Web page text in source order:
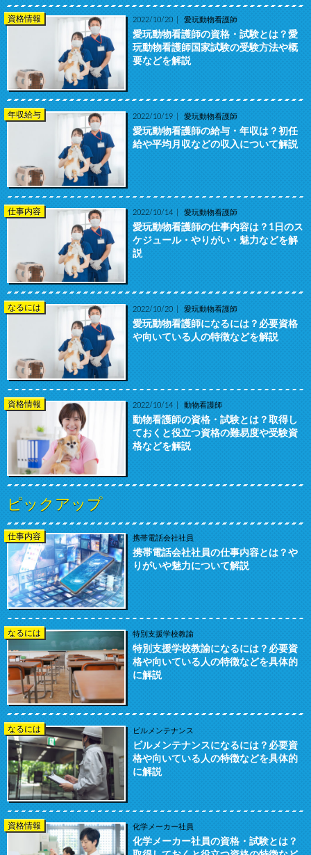
資格情報 2022/10/20 愛玩動物看護師
愛玩動物看護師の資格・試験とは？愛
玩動物看護師国家試験の受験方法や概
要などを解説
年収給与 2022/10/19 愛玩動物看護師
愛玩動物看護師の給与・年収は？初任
給や平均月収などの収入について解説
仕事内容 2022/10/14 愛玩動物看護師
愛玩動物看護師の仕事内容は？1日のス
ケジュール・やりがい・魅力などを解
説
なるには 2022/10/20 愛玩動物看護師
愛玩動物看護師になるには？必要資格
や向いている人の特徴などを解説
資格情報 2022/10/14 動物看護師
動物看護師の資格・試験とは？取得し
ておくと役立つ資格の難易度や受験資
格などを解説
ピックアップ
仕事内容 携帯電話会社社員
携帯電話会社社員の仕事内容とは？や
りがいや魅力について解説
なるには 特別支援学校教諭
特別支援学校教諭になるには？必要資
格や向いている人の特徴などを具体的
に解説
なるには ビルメンテナンス
ビルメンテナンスになるには？必要資
格や向いている人の特徴などを具体的
に解説
資格情報 化学メーカー社員
化学メーカー社員の資格・試験とは？